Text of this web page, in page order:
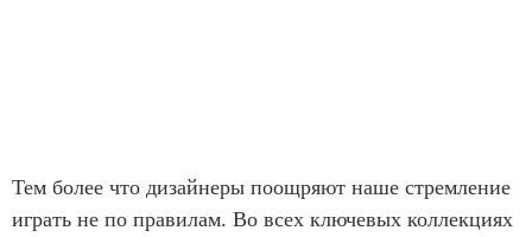
Тем более что дизайнеры поощряют наше стремление
играть не по правилам. Во всех ключевых коллекциях